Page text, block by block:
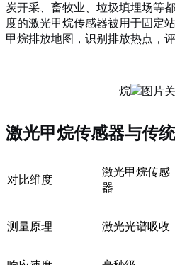
炭开采、畜牧业、垃圾填埋场等
度的激光甲烷传感器被用于固定
甲烷排放地图，识别排放热点，
烷
激光甲烷传感器与传
对比维度
激光甲烷传感
器
测量原理 激光光谱吸收